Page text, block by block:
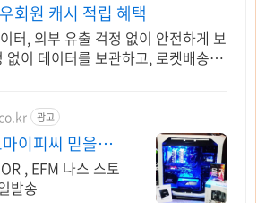
회원 캐시 적립 혜택
터, 외부 유출 걱정 없이 안전하게 보
없이 데이터를 보관하고, 로켓배송으
광고
이피씨 믿을수
, EFM 나스 스토
발송